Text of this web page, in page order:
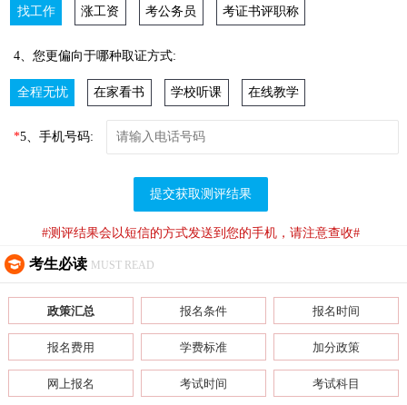
找工作 涨工资 考公务员 考证书评职称
4、您更偏向于哪种取证方式:
全程无忧 在家看书 学校听课 在线教学
*5、手机号码:
提交获取测评结果
#测评结果会以短信的方式发送到您的手机，请注意查收#
考生必读 MUST READ
政策汇总 报名条件 报名时间
报名费用 学费标准 加分政策
网上报名 考试时间 考试科目